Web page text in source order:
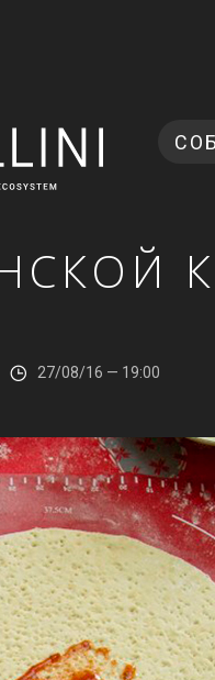
27/08/16 — 19:00